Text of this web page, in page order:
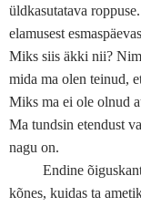
üldkasutatava
elamusest
Miks siis äkki nii?
mida ma olen teinud,
Miks ma ei ole olnud
Ma tundsin etendust
nagu on.
Endine
kõnes, kuidas ta